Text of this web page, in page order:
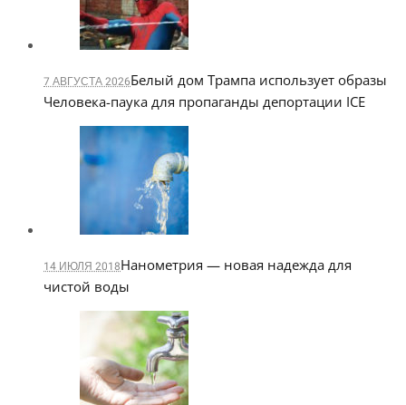
7 АВГУСТА 2026Белый дом Трампа использует образы
Человека-паука для пропаганды депортации ICE
14 ИЮЛЯ 2018Нанометрия — новая надежда для
чистой воды